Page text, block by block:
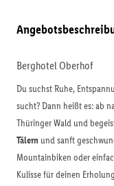
Berghotel Oberhof
Du suchst Ruhe,
sucht? Dann heißt es: ab
Thüringer Wald und
Tälern und sanft
Mountainbiken oder
Kulisse für deinen